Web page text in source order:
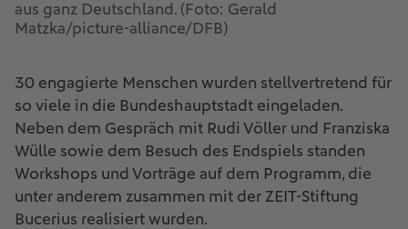
aus ganz Deutschland. (Foto: Gerald
Matzka/picture-alliance/DFB)
30 engagierte Menschen wurden stellvertretend für
so viele in die Bundeshauptstadt eingeladen.
Neben dem Gespräch mit Rudi Völler und Franziska
Wülle sowie dem Besuch des Endspiels standen
Workshops und Vorträge auf dem Programm, die
unter anderem zusammen mit der ZEIT-Stiftung
Bucerius realisiert wurden.